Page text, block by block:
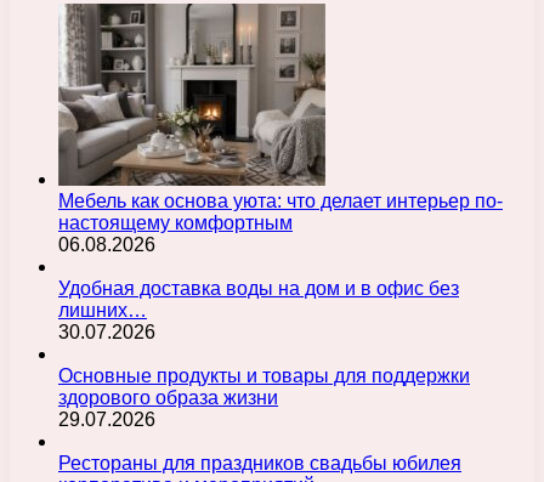
Мебель как основа уюта: что делает интерьер по-
настоящему комфортным
06.08.2026
Удобная доставка воды на дом и в офис без
лишних…
30.07.2026
Основные продукты и товары для поддержки
здорового образа жизни
29.07.2026
Рестораны для праздников свадьбы юбилея